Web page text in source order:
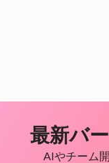
最新バ
AIやチーム